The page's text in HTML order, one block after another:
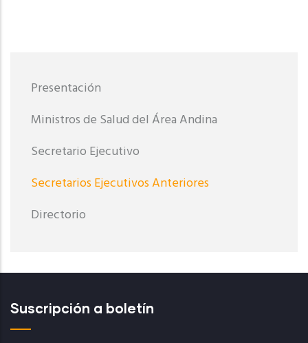
Menu
Presentación
Presentación
Ministros de Salud del Área Andina
Secretario Ejecutivo
Secretarios Ejecutivos Anteriores
Directorio
Suscripción a boletín